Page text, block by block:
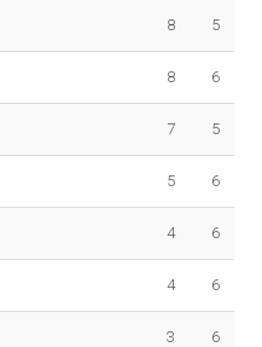
8 5
8 6
7 5
5 6
4 6
4 6
3 6